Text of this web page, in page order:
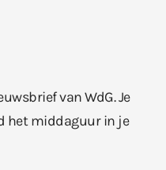
van WdG. Je
het middaguur in je